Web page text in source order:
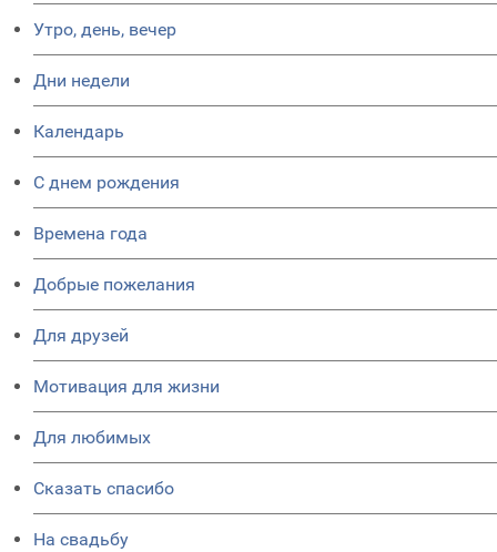
Утро, день, вечер
Дни недели
Календарь
C днем рождения
Времена года
Добрые пожелания
Для друзей
Мотивация для жизни
Для любимых
Сказать спасибо
На свадьбу